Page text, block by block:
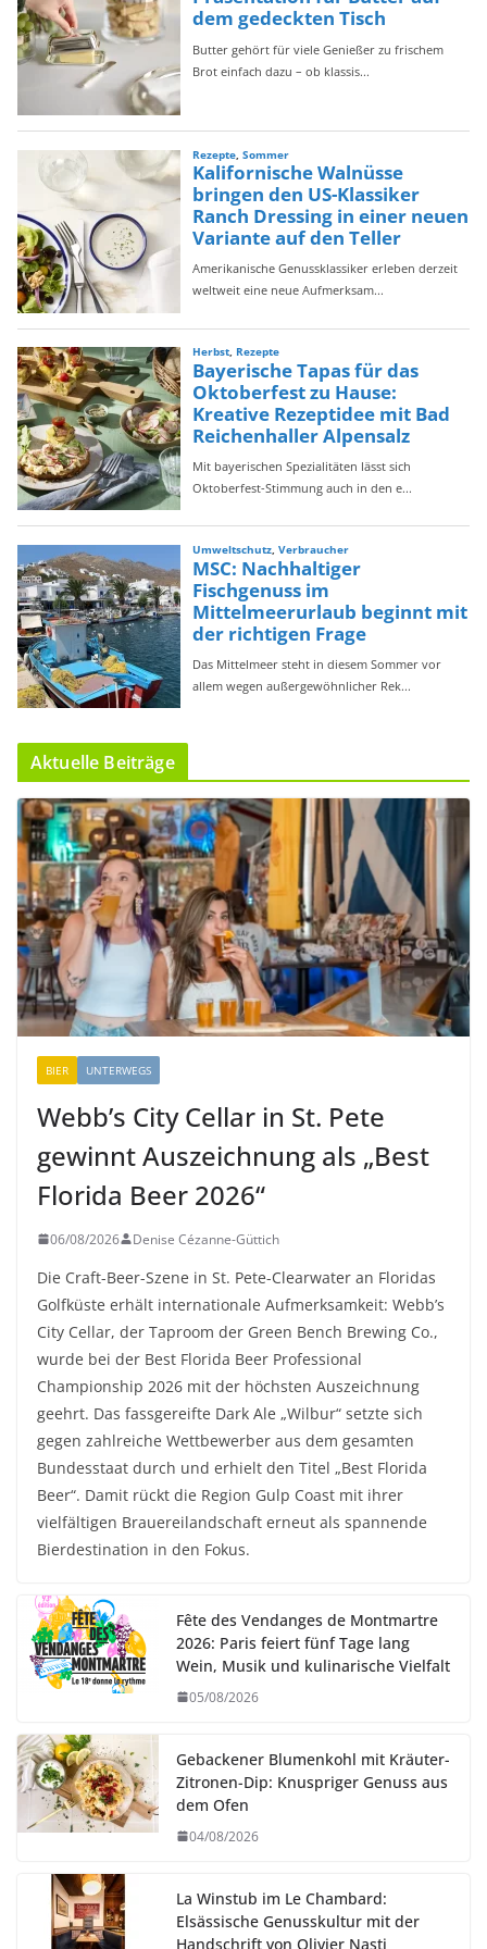
Aktuelle Beiträge
BIER UNTERWEGS
Webb’s City Cellar in St. Pete
gewinnt Auszeichnung als „Best
Florida Beer 2026“
06/08/2026 Denise Cézanne-Güttich
Die Craft-Beer-Szene in St. Pete-Clearwater an Floridas
Golfküste erhält internationale Aufmerksamkeit: Webb’s
City Cellar, der Taproom der Green Bench Brewing Co.,
wurde bei der Best Florida Beer Professional
Championship 2026 mit der höchsten Auszeichnung
geehrt. Das fassgereifte Dark Ale „Wilbur“ setzte sich
gegen zahlreiche Wettbewerber aus dem gesamten
Bundesstaat durch und erhielt den Titel „Best Florida
Beer“. Damit rückt die Region Gulp Coast mit ihrer
vielfältigen Brauereilandschaft erneut als spannende
Bierdestination in den Fokus.
Fête des Vendanges de Montmartre
2026: Paris feiert fünf Tage lang
Wein, Musik und kulinarische Vielfalt
05/08/2026
Gebackener Blumenkohl mit Kräuter-
Zitronen-Dip: Knuspriger Genuss aus
dem Ofen
04/08/2026
La Winstub im Le Chambard:
Elsässische Genusskultur mit der
Handschrift von Olivier Nasti